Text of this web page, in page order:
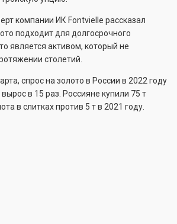
компании ИК Fontvielle рассказал
подходит для долгосрочного
является активом, который не
столетий.
спрос на золото в России в 2022 году
в 15 раз. Россияне купили 75 т
в слитках против 5 т в 2021 году.